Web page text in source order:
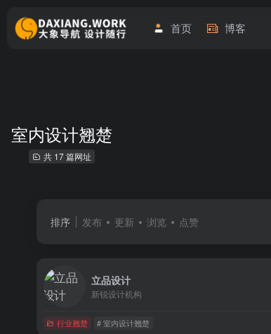
首页 博客
室内设计翘楚
共 17 篇网址
排序 发布 更新 浏览 点赞
立品设计
新锐设计机构
行业翘楚 # 室内设计翘楚